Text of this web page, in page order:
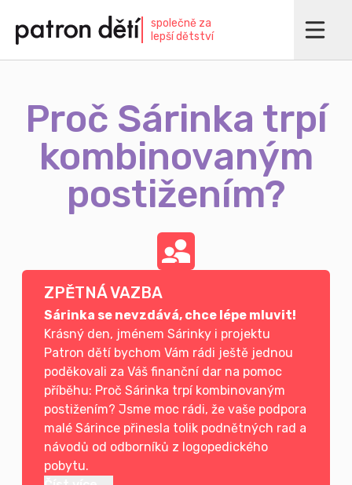
hlavnímu
obsahu
společně za
lepší dětství
Proč Sárinka trpí
kombinovaným
postižením?
ZPĚTNÁ VAZBA
Sárinka se nevzdává, chce lépe mluvit!
Krásný den, jménem Sárinky i projektu
Patron dětí bychom Vám rádi ještě jednou
poděkovali za Váš finanční dar na pomoc
příběhu: Proč Sárinka trpí kombinovaným
postižením? Jsme moc rádi, že vaše podpora
malé Sárince přinesla tolik podnětných rad a
návodů od odborníků z logopedického
pobytu.